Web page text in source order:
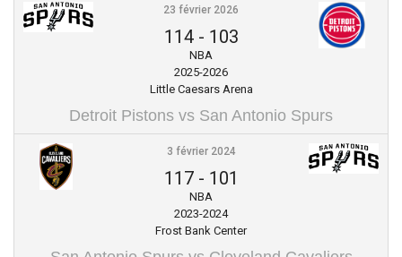
23 février 2026
114- 103
NBA
2025-2026
Little Caesars Arena
Detroit Pistons vs San Antonio Spurs
3 février 2024
117- 101
NBA
2023-2024
Frost Bank Center